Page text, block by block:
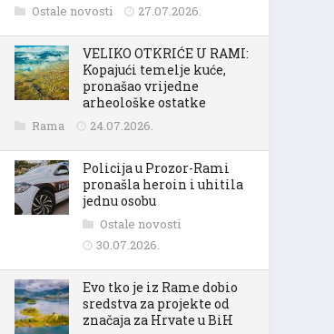
Ostale novosti 27.07.2026.
VELIKO OTKRIĆE U RAMI:
Kopajući temelje kuće,
pronašao vrijedne
arheološke ostatke
Rama 24.07.2026.
Policija u Prozor-Rami
pronašla heroin i uhitila
jednu osobu
Ostale novosti
30.07.2026.
Evo tko je iz Rame dobio
sredstva za projekte od
značaja za Hrvate u BiH